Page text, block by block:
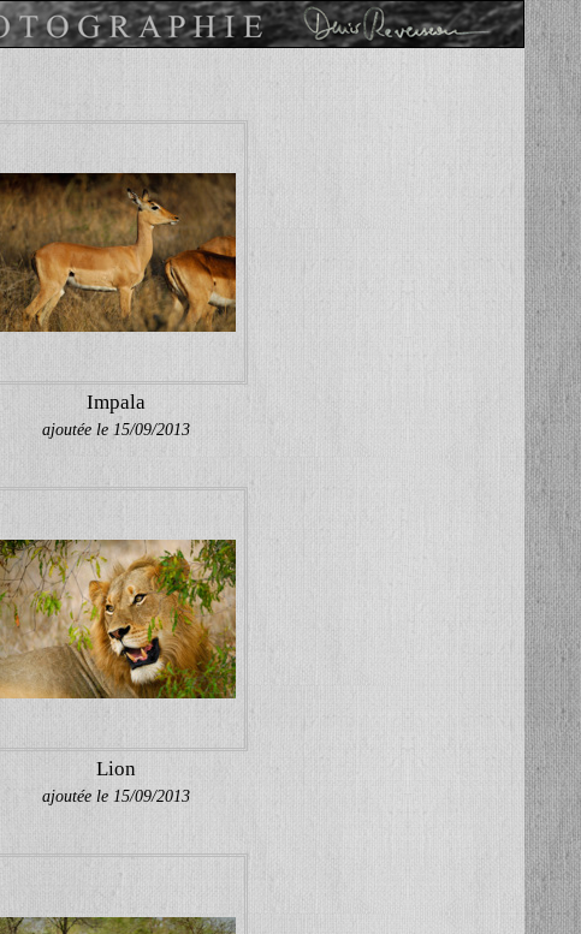
Impala
ajoutée le 15/09/2013
Lion
ajoutée le 15/09/2013